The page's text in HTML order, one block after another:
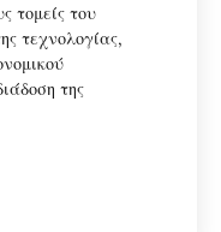
τομείς του
τεχνολογίας,
της